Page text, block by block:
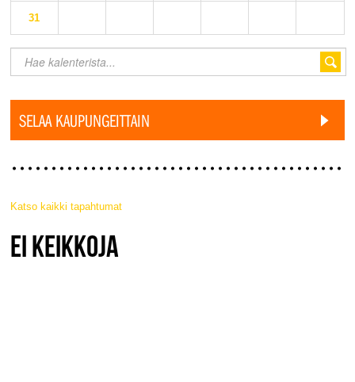
31
SELAA KAUPUNGEITTAIN
Katso kaikki tapahtumat
JAZZ FINLAND LIVE
EI KEIKKOJA